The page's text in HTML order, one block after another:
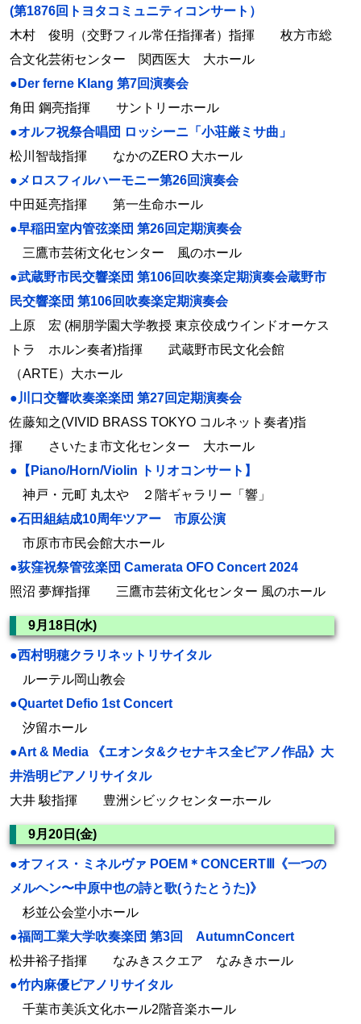
(第1876回トヨタコミュニティコンサート）
木村 俊明（交野フィル常任指揮者）指揮 枚方市総
合文化芸術センター 関西医大 大ホール
●Der ferne Klang 第7回演奏会
角田 鋼亮指揮 サントリーホール
●オルフ祝祭合唱団 ロッシーニ「小荘厳ミサ曲」
松川智哉指揮 なかのZERO 大ホール
●メロスフィルハーモニー第26回演奏会
中田延亮指揮 第一生命ホール
●早稲田室内管弦楽団 第26回定期演奏会
三鷹市芸術文化センター 風のホール
●武蔵野市民交響楽団 第106回吹奏楽定期演奏会蔵野市
民交響楽団 第106回吹奏楽定期演奏会
上原 宏 (桐朋学園大学教授 東京佼成ウインドオーケス
トラ ホルン奏者)指揮 武蔵野市民文化会館
（ARTE）大ホール
●川口交響吹奏楽楽団 第27回定期演奏会
佐藤知之(VIVID BRASS TOKYO コルネット奏者)指
揮 さいたま市文化センター 大ホール
●【Piano/Horn/Violin トリオコンサート】
神戸・元町 丸太や ２階ギャラリー「響」
●石田組結成10周年ツアー 市原公演
市原市市民会館大ホール
●荻窪祝祭管弦楽団 Camerata OFO Concert 2024
照沼 夢輝指揮 三鷹市芸術文化センター 風のホール
9月18日(水)
●西村明穂クラリネットリサイタル
ルーテル岡山教会
●Quartet Defio 1st Concert
汐留ホール
●Art & Media 《エオンタ&クセナキス全ピアノ作品》大
井浩明ピアノリサイタル
大井 駿指揮 豊洲シビックセンターホール
9月20日(金)
●オフィス・ミネルヴァ POEM＊CONCERTⅢ《一つの
メルヘン〜中原中也の詩と歌(うたとうた)》
杉並公会堂小ホール
●福岡工業大学吹奏楽団 第3回 AutumnConcert
松井裕子指揮 なみきスクエア なみきホール
●竹内麻優ピアノリサイタル
千葉市美浜文化ホール2階音楽ホール